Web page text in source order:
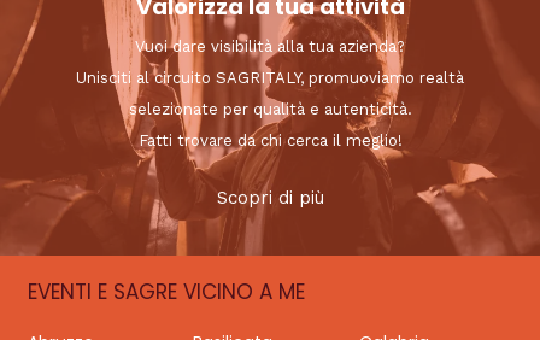
Valorizza la tua attività
Vuoi dare visibilità alla tua azienda?
Unisciti al circuito SAGRITALY, promuoviamo realtà
selezionate per qualità e autenticità.
Fatti trovare da chi cerca il meglio!
Scopri di più
EVENTI E SAGRE VICINO A ME